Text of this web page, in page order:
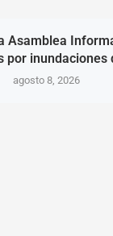
Asamblea
por inundaciones
agosto 8, 2026